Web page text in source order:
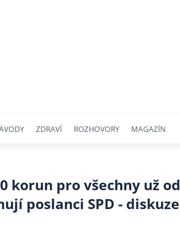
ZDRAVÍ ROZHOVORY MAGAZÍN
korun pro všechny už od
poslanci SPD - diskuze